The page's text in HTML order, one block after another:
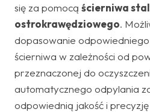
się za pomocą ścierniwa
ostrokrawędziowego.
dopasowanie
ścierniwa w zależności od
przeznaczonej do
automatycznego odpylania
odpowiednią jakość i